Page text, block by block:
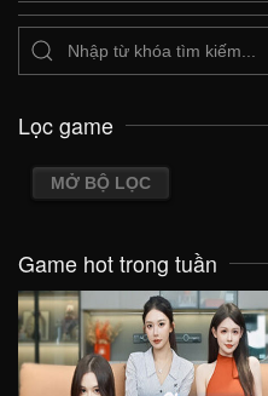
Lọc game
MỞ BỘ LỌC
Game hot trong tuần
VIEW